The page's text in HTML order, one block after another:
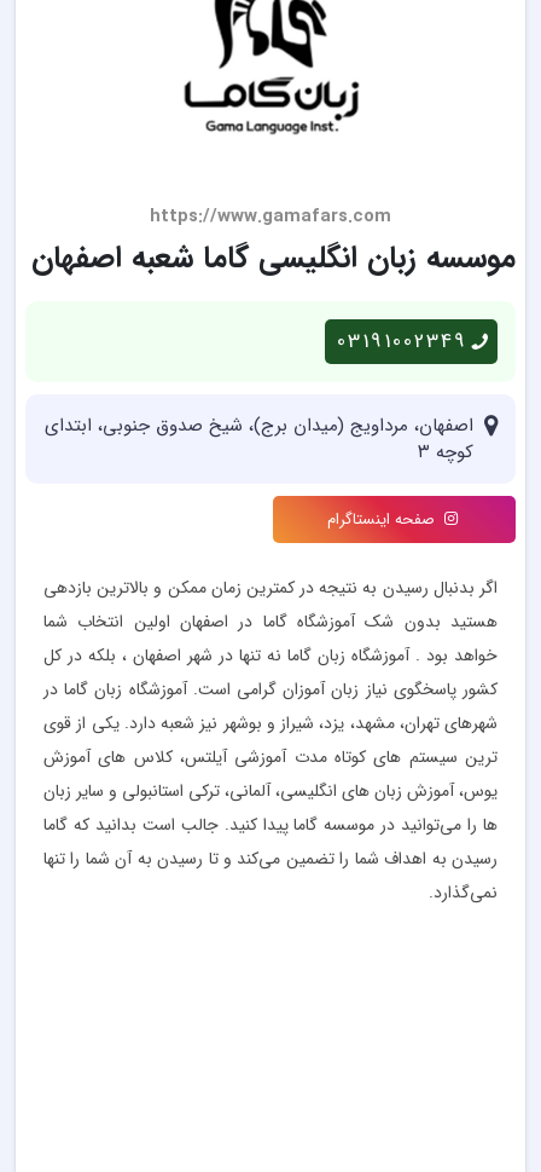
https://www.gamafars.com
موسسه زبان انگلیسی گاما شعبه اصفهان
03191002349
اصفهان، مرداویج (میدان برج)، شیخ صدوق جنوبی، ابتدای
کوچه ۳
صفحه اینستاگرام
اگر بدنبال رسیدن به نتیجه در کمترین زمان ممکن و بالاترین بازدهی
هستید بدون شک آموزشگاه گاما در اصفهان اولین انتخاب شما
خواهد بود . آموزشگاه زبان گاما نه تنها در شهر اصفهان ، بلکه در کل
کشور پاسخگوی نیاز زبان آموزان گرامی است. آموزشگاه زبان گاما در
شهرهای تهران، مشهد، یزد، شیراز و بوشهر نیز شعبه دارد. یکی از قوی
ترین سیستم های کوتاه مدت آموزشی آیلتس، کلاس های آموزش
یوس، آموزش زبان های انگلیسی، آلمانی، ترکی استانبولی و سایر زبان
ها را می‌توانید در موسسه گاما پیدا کنید. جالب است بدانید که گاما
رسیدن به اهداف شما را تضمین می‌کند و تا رسیدن به آن شما را تنها
نمی‌گذارد.